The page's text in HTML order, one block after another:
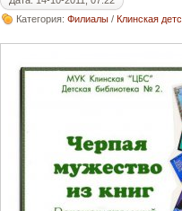
Категория: Филиалы / Клинская